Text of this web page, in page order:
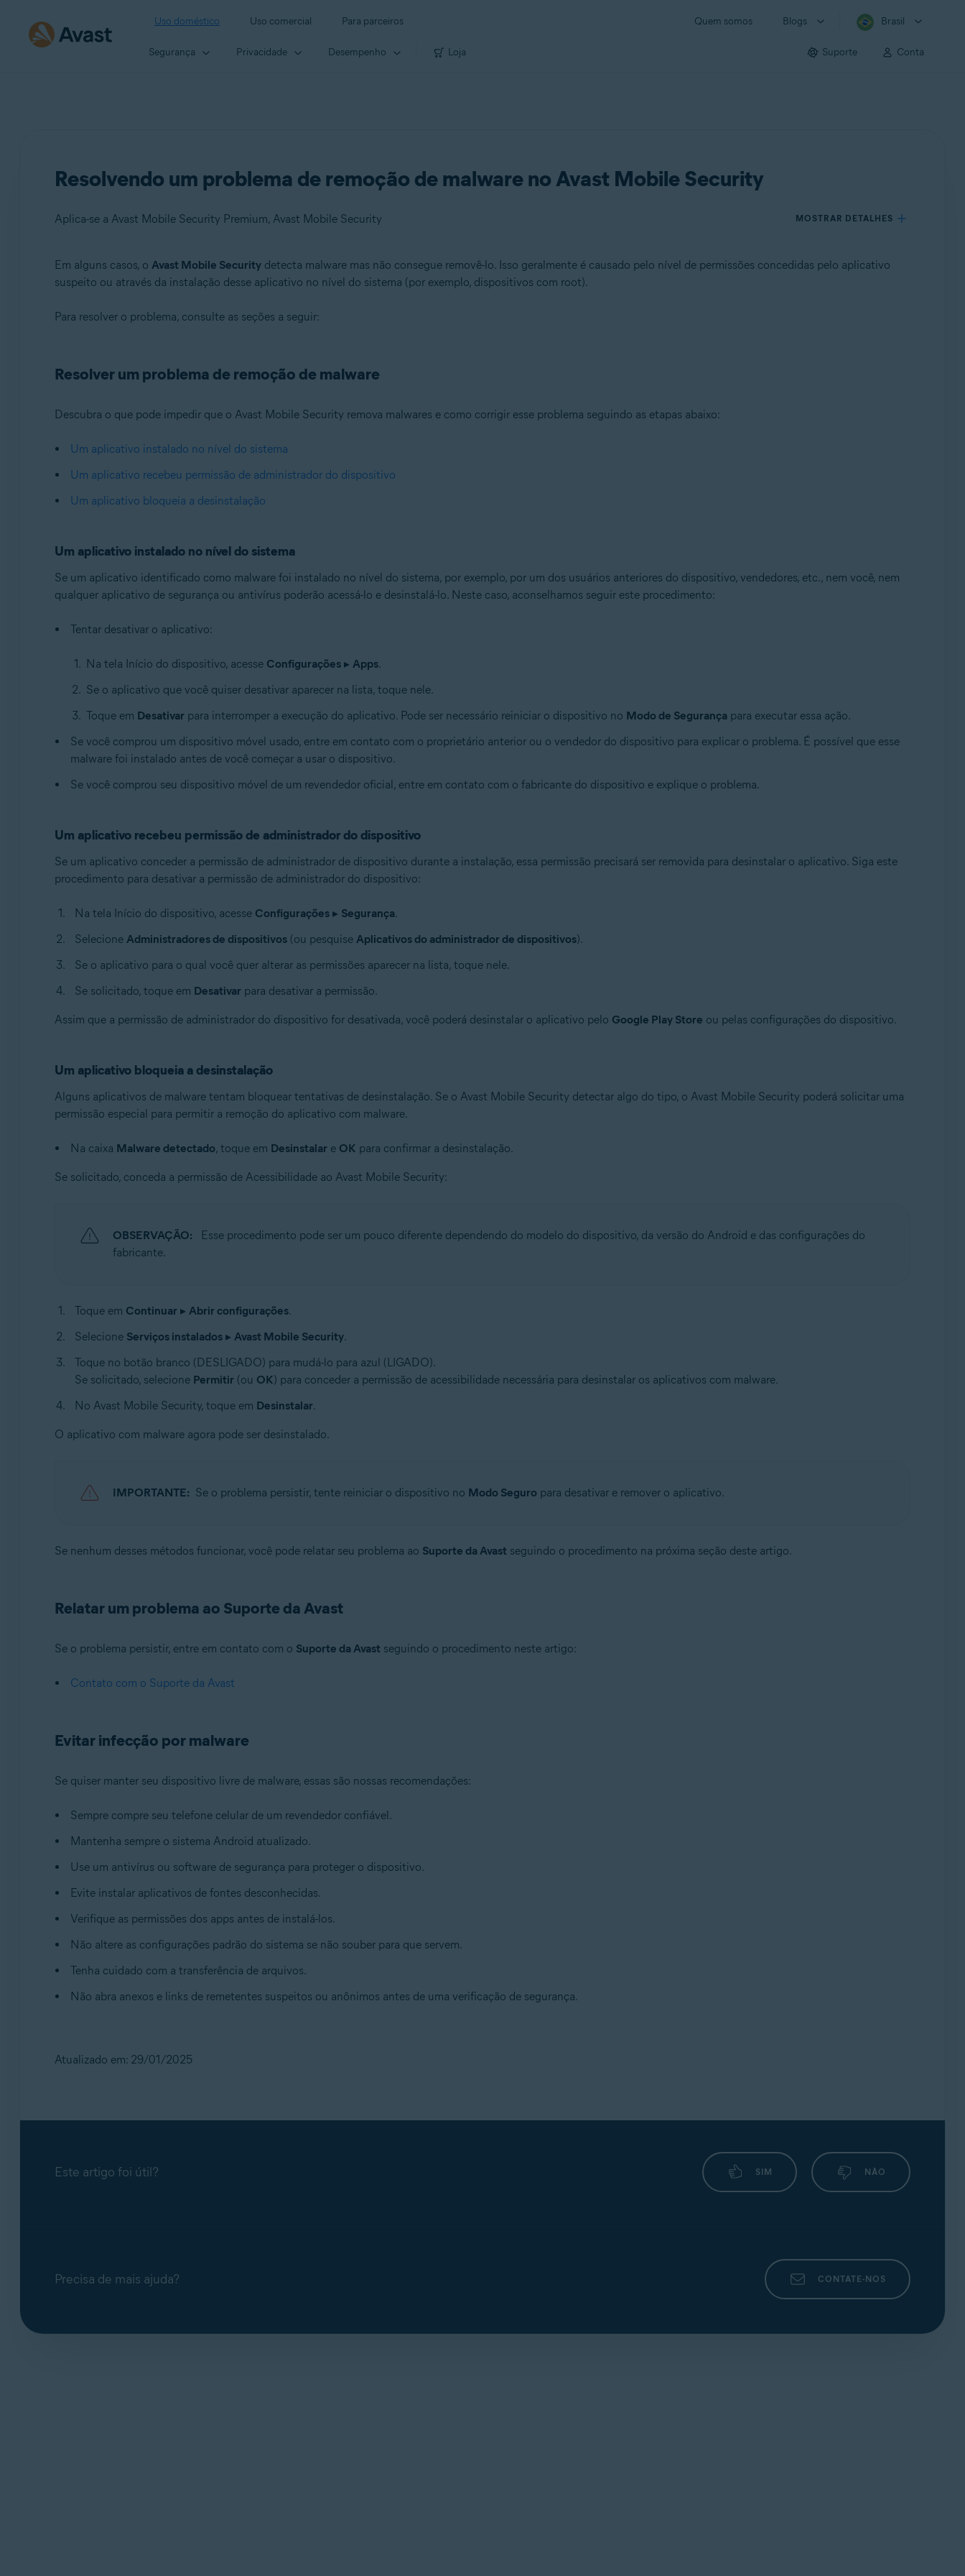
Uso doméstico Uso comercial Para parceiros Quem somos Blogs Brasil
Segurança Privacidade Desempenho Loja Suporte Conta
Resolvendo um problema de remoção de malware no Avast Mobile Security
Aplica-se a Avast Mobile Security Premium, Avast Mobile Security MOSTRAR DETALHES
Produtos:
Avast Mobile Security
Android
Em alguns casos, o Avast Mobile Securitydetecta malware mas não consegue removê-lo. Isso geralmente é causado pelo nível de permissões concedidas pelo aplicativo
suspeito ou através da instalação desse aplicativo no nível do sistema (por exemplo, dispositivos com root).
Para resolver o problema, consulte as seções a seguir:
Resolver um problema de remoção de malware
Descubra o que pode impedir que o Avast Mobile Security remova malwares e como corrigir esse problema seguindo as etapas abaixo:
Um aplicativo instalado no nível do sistema
Um aplicativo recebeu permissão de administrador do dispositivo
Um aplicativo bloqueia a desinstalação
Um aplicativo instalado no nível do sistema
Se um aplicativo identificado como malware foi instalado no nível do sistema, por exemplo, por um dos usuários anteriores do dispositivo, vendedores, etc., nem você, nem
qualquer aplicativo de segurança ou antivírus poderão acessá-lo e desinstalá-lo. Neste caso, aconselhamos seguir este procedimento:
Tentar desativar o aplicativo:
Na tela Início do dispositivo, acesse Configurações▸ Apps.
Se o aplicativo que você quiser desativar aparecer na lista, toque nele.
Toque em Desativar para interromper a execução do aplicativo. Pode ser necessário reiniciar o dispositivo no Modo de Segurançapara executar essa ação.
Se você comprou um dispositivo móvel usado, entre em contato com o proprietário anterior ou o vendedor do dispositivo para explicar o problema. É possível que esse
malware foi instalado antes de você começar a usar o dispositivo.
Se você comprou seu dispositivo móvel de um revendedor oficial, entre em contato com o fabricante do dispositivo e explique o problema.
Um aplicativo recebeu permissão de administrador do dispositivo
Se um aplicativo conceder a permissão de administrador de dispositivo durante a instalação, essa permissão precisará ser removida para desinstalar o aplicativo. Siga este
procedimento para desativar a permissão de administrador do dispositivo:
Na tela Início do dispositivo, acesse Configurações▸ Segurança.
Selecione Administradores de dispositivos(ou pesquise Aplicativos do administrador de dispositivos).
Se o aplicativo para o qual você quer alterar as permissões aparecer na lista, toque nele.
Se solicitado, toque em Desativar para desativar a permissão.
Assim que a permissão de administrador do dispositivo for desativada, você poderá desinstalar o aplicativo pelo Google Play Store ou pelas configurações do dispositivo.
Um aplicativo bloqueia a desinstalação
Alguns aplicativos de malware tentam bloquear tentativas de desinstalação. Se o Avast Mobile Security detectar algo do tipo, o Avast Mobile Security poderá solicitar uma
permissão especial para permitir a remoção do aplicativo com malware.
Na caixa Malware detectado, toque em Desinstalar e OK para confirmar a desinstalação.
Se solicitado, conceda a permissão de Acessibilidade ao Avast Mobile Security:
OBSERVAÇÃO:
Esse procedimento pode ser um pouco diferente dependendo do modelo do dispositivo, da versão do Android e das configurações do
fabricante.
Toque em Continuar ▸ Abrir configurações.
Selecione Serviços instalados▸ Avast Mobile Security.
Toque no botão branco (DESLIGADO) para mudá-lo para azul (LIGADO).
Se solicitado, selecione Permitir (ou OK) para conceder a permissão de acessibilidade necessária para desinstalar os aplicativos com malware.
No Avast Mobile Security, toque em Desinstalar.
O aplicativo com malware agora pode ser desinstalado.
IMPORTANTE: Se o problema persistir, tente reiniciar o dispositivo no Modo Seguro para desativar e remover o aplicativo.
Se nenhum desses métodos funcionar, você pode relatar seu problema ao Suporte da Avast seguindo o procedimento na próxima seção deste artigo.
Relatar um problema ao Suporte da Avast
Se o problema persistir, entre em contato com o Suporte da Avast seguindo o procedimento neste artigo:
Contato com o Suporte da Avast
Evitar infecção por malware
Se quiser manter seu dispositivo livre de malware, essas são nossas recomendações:
Sempre compre seu telefone celular de um revendedor confiável.
Mantenha sempre o sistema Android atualizado.
Use um antivírus ou software de segurança para proteger o dispositivo.
Evite instalar aplicativos de fontes desconhecidas.
Verifique as permissões dos apps antes de instalá-los.
Não altere as configurações padrão do sistema se não souber para que servem.
Tenha cuidado com a transferência de arquivos.
Não abra anexos e links de remetentes suspeitos ou anônimos antes de uma verificação de segurança.
Atualizado em: 29/01/2025
Este artigo foi útil? SIM NÃO
Precisa de mais ajuda? CONTATE-NOS